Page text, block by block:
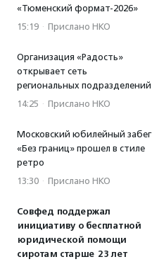
«Тюменский формат-2026»
15:19 · Прислано НКО
Организация «Радость»
открывает сеть
региональных подразделений
14:25 · Прислано НКО
Московский юбилейный забег
«Без границ» прошел в стиле
ретро
13:30 · Прислано НКО
Совфед поддержал
инициативу о бесплатной
юридической помощи
сиротам старше 23 лет